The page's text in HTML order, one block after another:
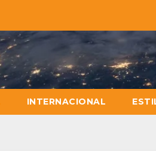
INTERNACIONAL